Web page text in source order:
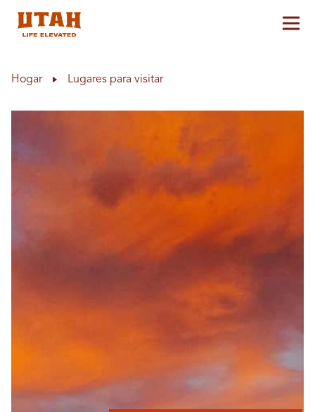
Hogar Lugares para visitar